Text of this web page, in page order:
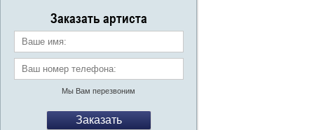
Заказать артиста
Ваше имя:
Ваш номер телефона:*
Мы Вам перезвоним